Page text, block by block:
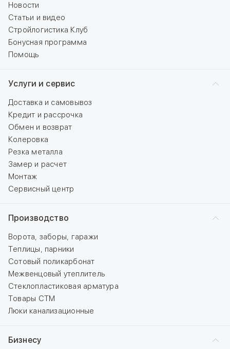
Новости
Статьи и видео
Стройлогистика Клуб
Бонусная программа
Помощь
Услуги и сервис
Доставка и самовывоз
Кредит и рассрочка
Обмен и возврат
Колеровка
Резка металла
Замер и расчет
Монтаж
Сервисный центр
Производство
Ворота, заборы, гаражи
Теплицы, парники
Сотовый поликарбонат
Межвенцовый утеплитель
Стеклопластиковая арматура
Товары СТМ
Люки канализационные
Бизнесу